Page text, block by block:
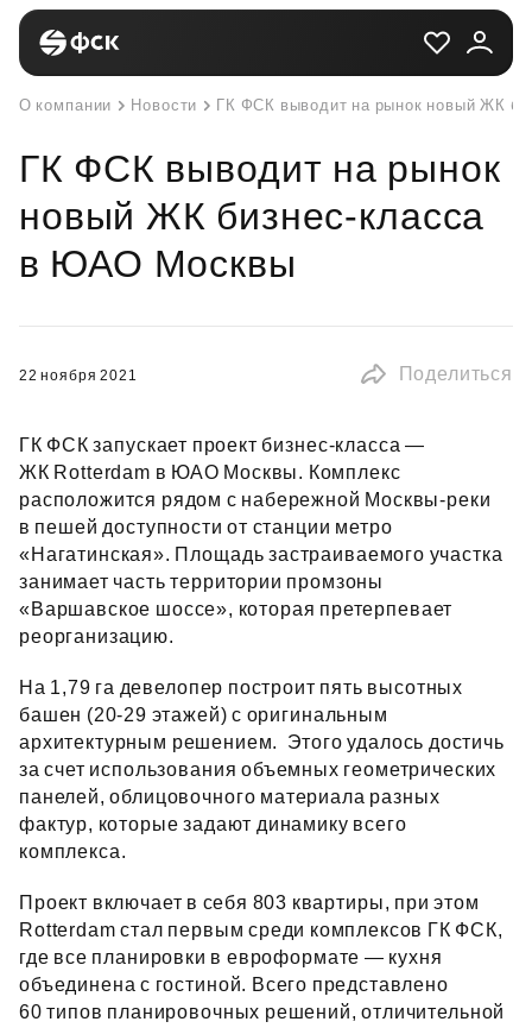
О компании Новости ГК ФСК выводит на рынок новый ЖК
ГК ФСК выводит на рынок
новый ЖК бизнес-класса
в ЮАО Москвы
22 ноября 2021 Поделиться
ГК ФСК запускает проект бизнес‑класса —
ЖК Rotterdam в ЮАО Москвы. Комплекс
расположится рядом с набережной Москвы‑реки
в пешей доступности от станции метро
«Нагатинская». Площадь застраиваемого участка
занимает часть территории промзоны
«Варшавское шоссе», которая претерпевает
реорганизацию.
На 1,79 га девелопер построит пять высотных
башен (20‑29 этажей) с оригинальным
архитектурным решением. Этого удалось достичь
за счет использования объемных геометрических
панелей, облицовочного материала разных
фактур, которые задают динамику всего
комплекса.
Проект включает в себя 803 квартиры, при этом
Rotterdam стал первым среди комплексов ГК ФСК,
где все планировки в евроформате — кухня
объединена с гостиной. Всего представлено
60 типов планировочных решений, отличительной